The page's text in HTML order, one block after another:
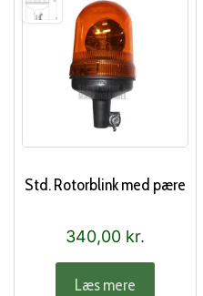
Std. Rotorblink med pære
340,00 kr.
Læs mere